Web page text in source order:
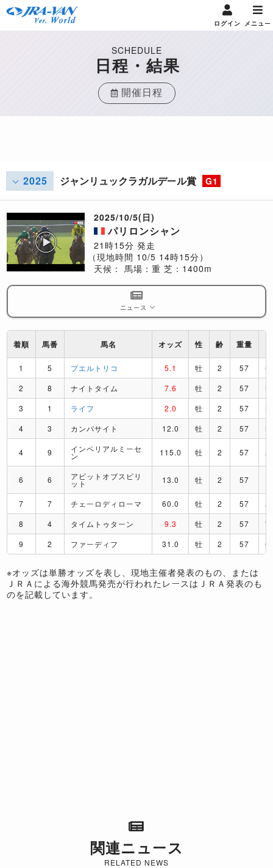
ログイン メニュー
SCHEDULE
日程・結果
開催日程
2025 ジャンリュックラガルデール賞 G1
2025/10/5(日)
パリロンシャン
21時15分 発走
（現地時間 10/5 14時15分）
天候： 馬場：重 芝：1400m
ニュース
着順 馬番 馬名 オッズ 性 齢 重量
1 5 プエルトリコ 5.1 牡 2 57
C
2
8 ナイトタイム 7.6 牡 2 57
3
1 ライフ 2.0 牡 2 57
4
3 カンパサイト 12.0 牡 2 57
4 9 インペリアルミーセ
ン 115.0 牡 2 57 A
6 6 アビットオブスピリ
ット 13.0 牡 2 57
7 7 チェーロディローマ 60.0 牡 2 57
A
8
4 タイムトゥターン 9.3 牡 2 57
9
2 ファーディフ 31.0 牡 2 57 C
※オッズは単勝オッズを表し、現地主催者発表のもの、または
ＪＲＡによる海外競馬発売が行われたレースはＪＲＡ発表のも
のを記載しています。
関連ニュース
RELATED NEWS